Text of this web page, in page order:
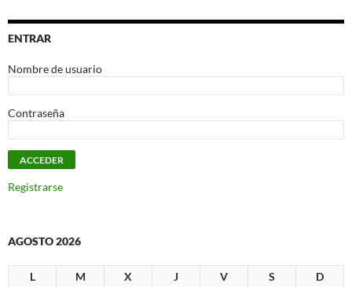
ENTRAR
Nombre de usuario
Contraseña
Registrarse
AGOSTO 2026
L M X J V S
D